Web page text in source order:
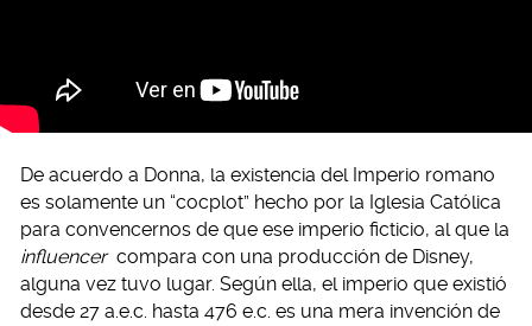
De acuerdo a Donna, la existencia del Imperio romano
es solamente un “cocplot” hecho por la Iglesia Católica
para convencernos de que ese imperio ficticio, al que la
influencer compara con una producción de Disney,
alguna vez tuvo lugar. Según ella, el imperio que existió
desde 27 a.e.c. hasta 476 e.c. es una mera invención de